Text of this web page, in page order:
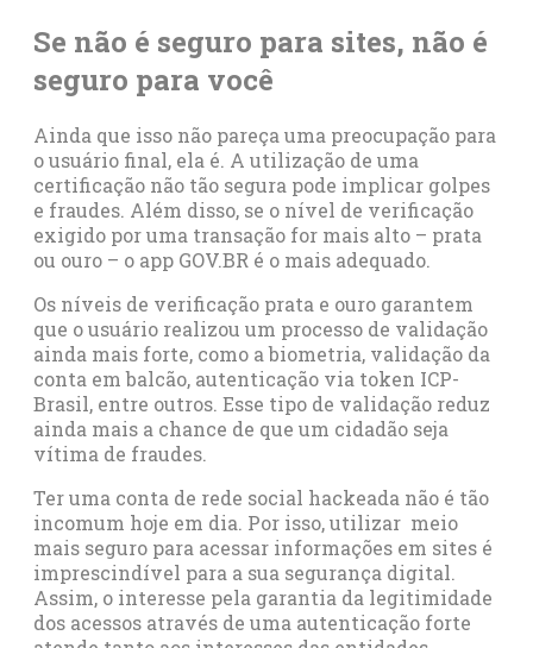
Se não é seguro para sites, não é
seguro para você
Ainda que isso não pareça uma preocupação para
o usuário final, ela é. A utilização de uma
certificação não tão segura pode implicar golpes
e fraudes. Além disso, se o nível de verificação
exigido por uma transação for mais alto – prata
ou ouro – o app GOV.BR é o mais adequado.
Os níveis de verificação prata e ouro garantem
que o usuário realizou um processo de validação
ainda mais forte, como a biometria, validação da
conta em balcão, autenticação via token ICP-
Brasil, entre outros. Esse tipo de validação reduz
ainda mais a chance de que um cidadão seja
vítima de fraudes.
Ter uma conta de rede social hackeada não é tão
incomum hoje em dia. Por isso, utilizar meio
mais seguro para acessar informações em sites é
imprescindível para a sua segurança digital.
Assim, o interesse pela garantia da legitimidade
dos acessos através de uma autenticação forte